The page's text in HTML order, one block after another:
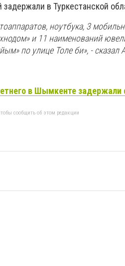
в Туркестанской
ноутбука, 3
и 11 наименований
по улице Толе би», - сказал
в Шымкенте задержали
сообщить об этом редакции